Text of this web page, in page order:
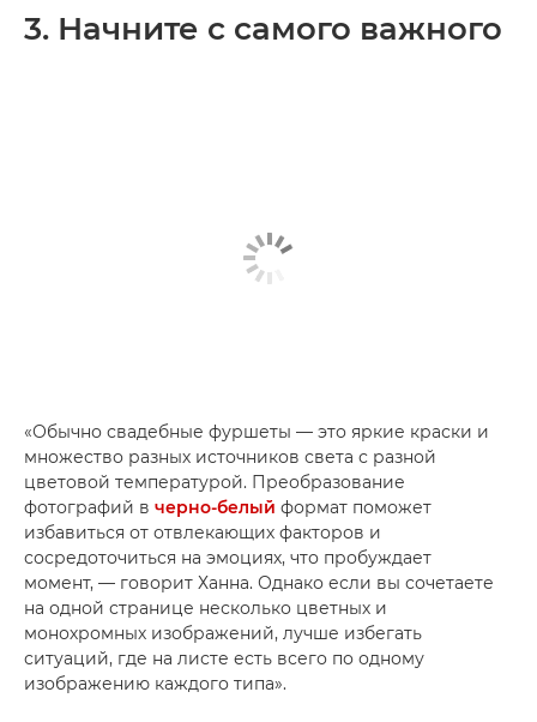
3. Начните с самого важного
«Обычно свадебные фуршеты — это яркие краски и
множество разных источников света с разной
цветовой температурой. Преобразование
фотографий в черно-белый формат поможет
избавиться от отвлекающих факторов и
сосредоточиться на эмоциях, что пробуждает
момент, — говорит Ханна. Однако если вы сочетаете
на одной странице несколько цветных и
монохромных изображений, лучше избегать
ситуаций, где на листе есть всего по одному
изображению каждого типа».